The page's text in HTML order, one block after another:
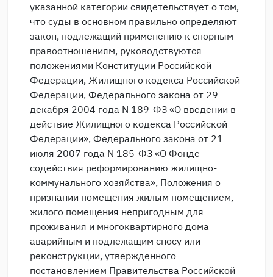
указанной категории свидетельствует о том,
что суды в основном правильно определяют
закон, подлежащий применению к спорным
правоотношениям, руководствуются
положениями Конституции Российской
Федерации, Жилищного кодекса Российской
Федерации, Федерального закона от 29
декабря 2004 года N 189-ФЗ «О введении в
действие Жилищного кодекса Российской
Федерации», Федерального закона от 21
июля 2007 года N 185-ФЗ «О Фонде
содействия реформированию жилищно-
коммунального хозяйства», Положения о
признании помещения жилым помещением,
жилого помещения непригодным для
проживания и многоквартирного дома
аварийным и подлежащим сносу или
реконструкции, утвержденного
постановлением Правительства Российской